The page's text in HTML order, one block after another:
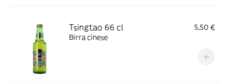
Tsingtao 66 cl
5,50 €
Birra cinese